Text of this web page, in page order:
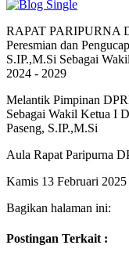
RAPAT PARIPURNA
Peresmian dan
S.IP.,M.Si Sebagai
2024 - 2029
Melantik Pimpinan
Sebagai Wakil Ketua I
Paseng, S.IP.,M.Si
Aula Rapat Paripurna
Kamis 13 Februari 2025
Bagikan halaman ini:
Postingan Terkait :